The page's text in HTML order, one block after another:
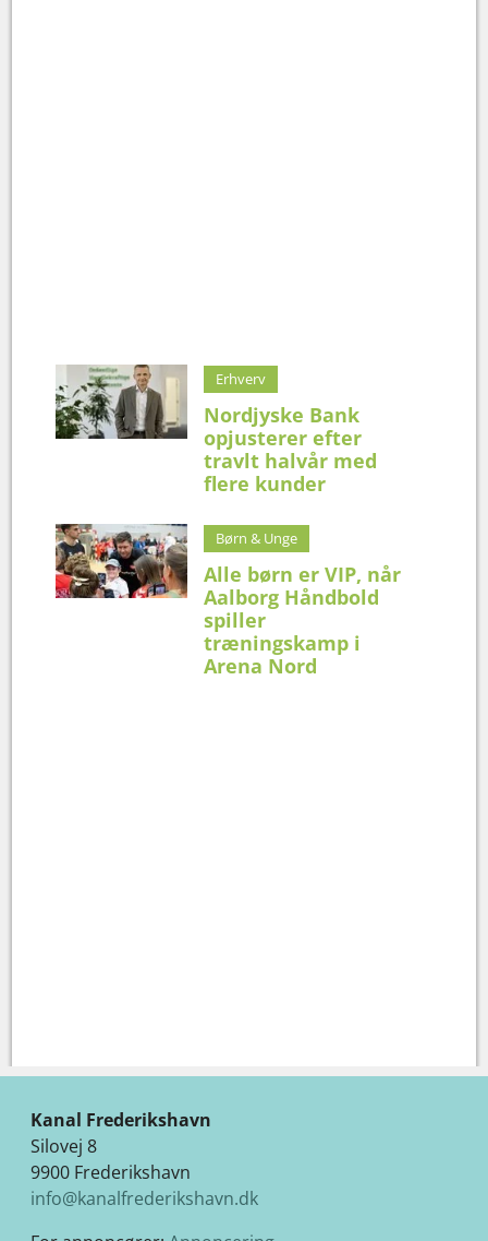
Erhverv
Nordjyske Bank
opjusterer efter
travlt halvår med
flere kunder
Børn & Unge
Alle børn er VIP, når
Aalborg Håndbold
spiller
træningskamp i
Arena Nord
Kanal Frederikshavn
Silovej 8
9900 Frederikshavn
info@kanalfrederikshavn.dk